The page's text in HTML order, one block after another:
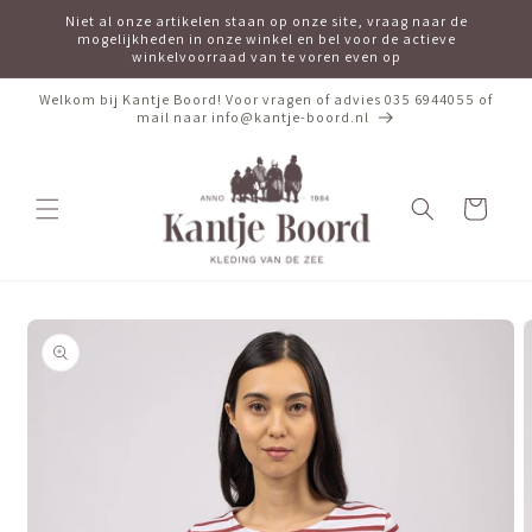
naar de
content
Niet al onze artikelen staan op onze site, vraag naar de
mogelijkheden in onze winkel en bel voor de actieve
winkelvoorraad van te voren even op
Welkom bij Kantje Boord! Voor vragen of advies 035 6944055 of
mail naar info@kantje-boord.nl
Winkelwagen
direct naar